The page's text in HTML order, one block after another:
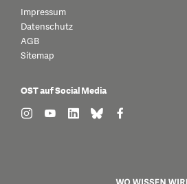
Impressum
Datenschutz
AGB
Sitemap
OST auf Social Media
find us on: instagram
find us on: youtube
find us on: linkedin
find us on: bluesky
find us on: